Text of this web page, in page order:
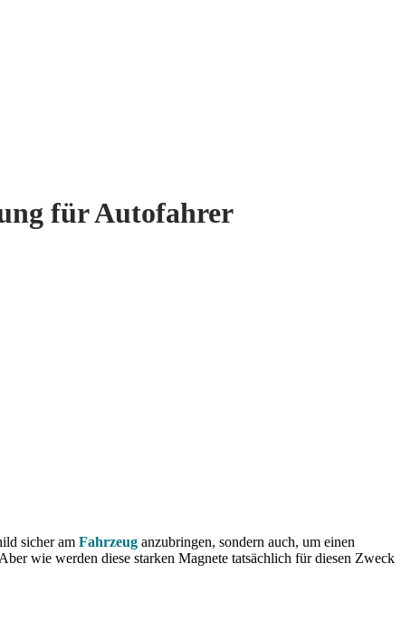
für Autofahrer
sicher am Fahrzeug anzubringen, sondern auch, um einen
wie werden diese starken Magnete tatsächlich für diesen Zweck